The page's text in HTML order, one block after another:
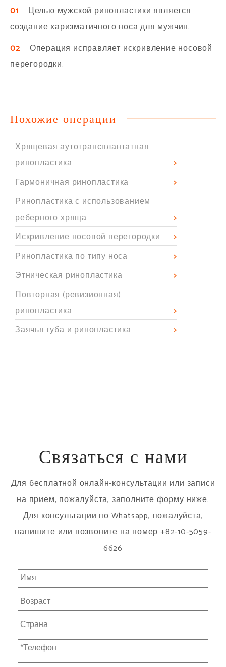
01 Целью мужской ринопластики является
создание харизматичного носа для мужчин.
02Операция исправляет искривление носовой
перегородки.
Похожие операции
Хрящевая аутотрансплантатная
ринопластика
Гармоничная ринопластика
Ринопластика с использованием
реберного хряща
Искривление носовой перегородки
Ринопластика по типу носа
Этническая ринопластика
Повторная (ревизионная)
ринопластика
Заячья губа и ринопластика
Связаться с нами
Для бесплатной онлайн-консультации или записи
на прием, пожалуйста, заполните форму ниже.
Для консультации по Whatsapp, пожалуйста,
напишите или позвоните на номер +82-10-5059-
6626